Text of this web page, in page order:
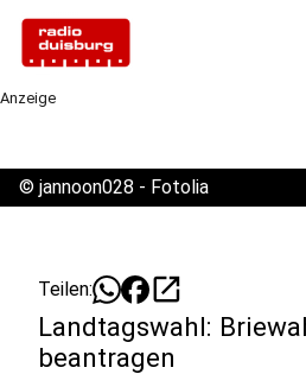
Anzeige
© jannoon028 - Fotolia
Teilen: open_in_new
Landtagswahl:
beantragen